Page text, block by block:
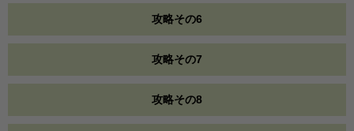
攻略その6
攻略その7
攻略その8